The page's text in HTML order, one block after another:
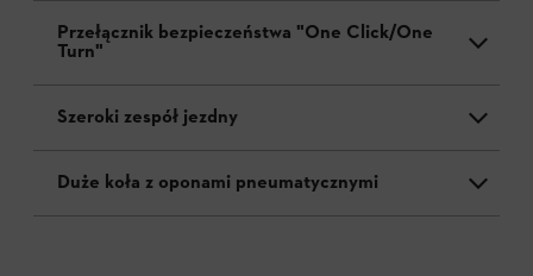
Przełącznik bezpieczeństwa "One Click/One
Turn"
Szeroki zespół jezdny
Duże koła z oponami pneumatycznymi